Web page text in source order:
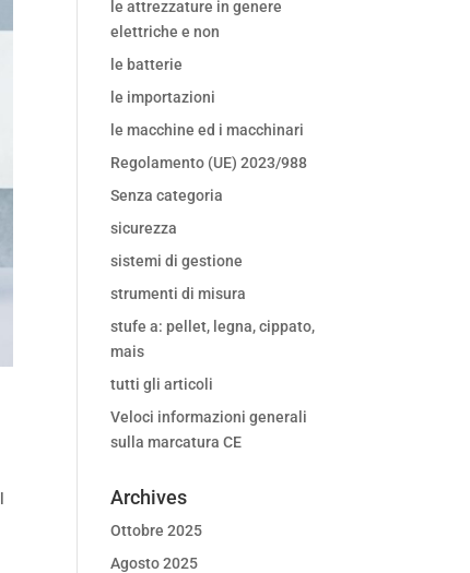
le attrezzature in genere
elettriche e non
le batterie
le importazioni
le macchine ed i macchinari
Regolamento (UE) 2023/988
Senza categoria
sicurezza
sistemi di gestione
strumenti di misura
stufe a: pellet, legna, cippato,
mais
tutti gli articoli
Veloci informazioni generali
sulla marcatura CE
Archives
Ottobre 2025
Agosto 2025